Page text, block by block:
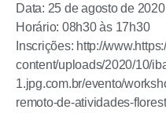
Data: 25 de agosto de 2020
Horário: 08h30 às 17h30
Inscrições: http://
content/uploads/2020/10/
1.jpg.com.br/evento/
remoto-de-atividades-